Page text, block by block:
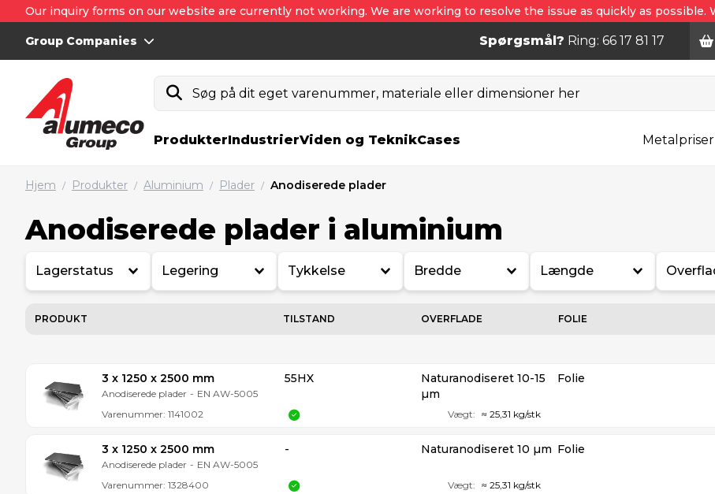
Our inquiry forms on our website are currently not working. We are working to resolve the issue as quickly as possible.
Group Companies Spørgsmål? Ring: 66 17 81 17
Søg på dit eget varenummer, materiale eller dimensioner her
ProdukterIndustrierViden og TeknikCases Metalpriser
Hjem / Produkter / Aluminium / Plader / Anodiserede plader
Anodiserede plader i aluminium
Lagerstatus Legering Tykkelse Bredde Længde
PRODUKT TILSTAND OVERFLADE FOLIE
3 x 1250 x 2500 mm
Anodiserede plader - EN AW-5005
Varenummer: 1141002
55HX
Naturanodiseret 10-15
µm
Folie
Vægt: ≈ 25,31 kg/stk
3 x 1250 x 2500 mm
Anodiserede plader - EN AW-5005
Varenummer: 1328400
- Naturanodiseret 10 µm Folie
Vægt: ≈ 25,31 kg/stk